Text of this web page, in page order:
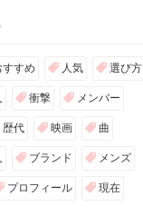
すすめ 人気 選び方
衝撃 メンバー
歴代 映画 曲
ブランド メンズ
プロフィール 現在